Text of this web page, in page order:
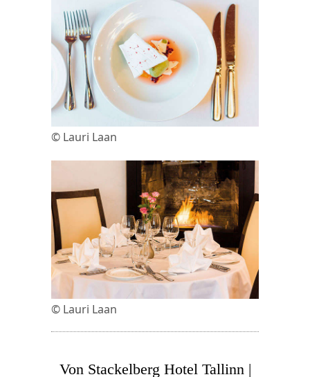
© Lauri Laan
© Lauri Laan
Von Stackelberg Hotel Tallinn |